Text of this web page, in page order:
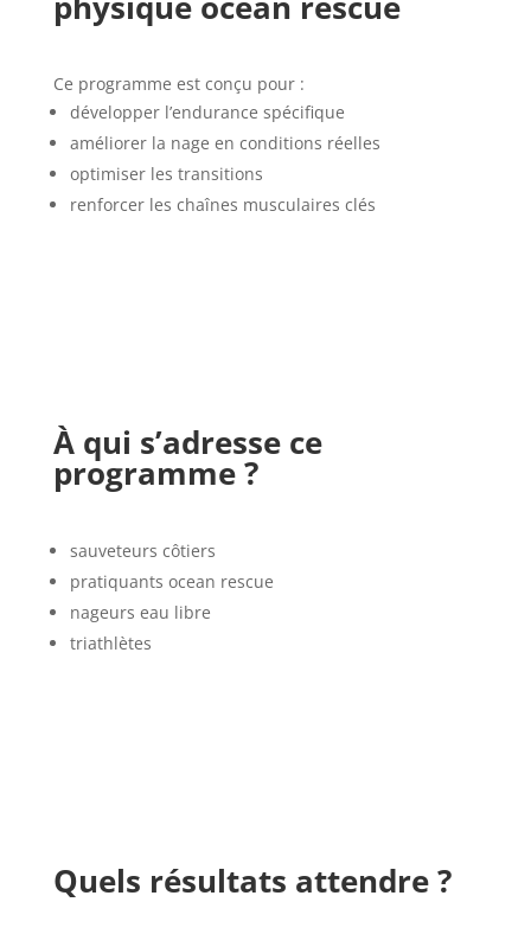
Ce programme est conçu pour :
développer l’endurance spécifique
améliorer la nage en conditions réelles
optimiser les transitions
renforcer les chaînes musculaires clés
À qui s’adresse ce
programme ?
sauveteurs côtiers
pratiquants ocean rescue
nageurs eau libre
triathlètes
Quels résultats attendre ?